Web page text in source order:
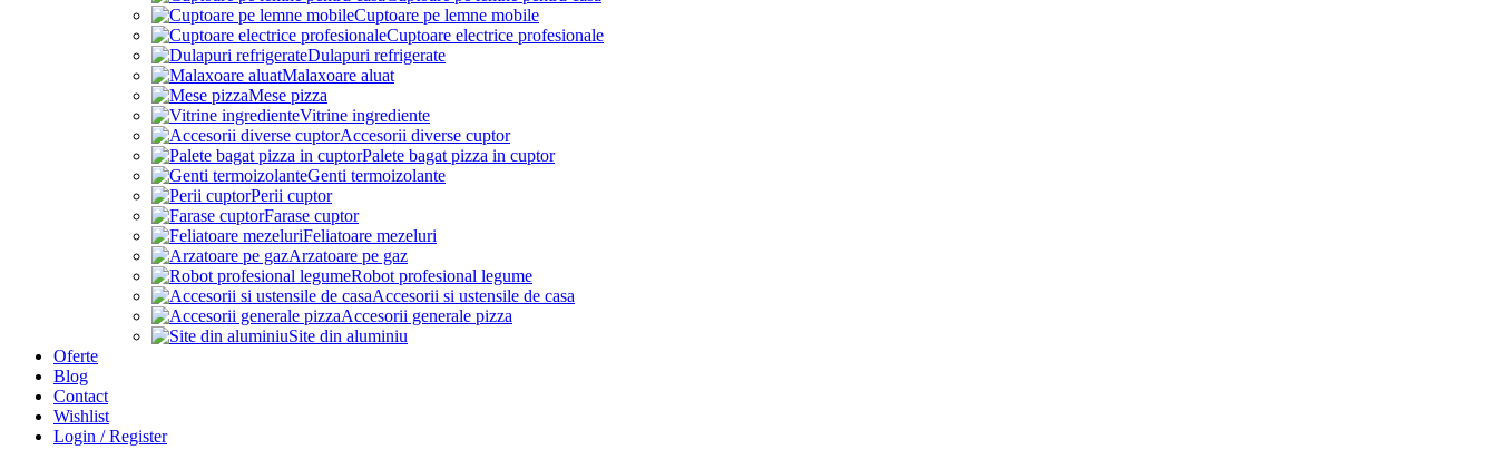
Cuptoare pe lemne mobile
Cuptoare electrice profesionale
Dulapuri refrigerate
Malaxoare aluat
Mese pizza
Vitrine ingrediente
Accesorii diverse cuptor
Palete bagat pizza in cuptor
Genti termoizolante
Perii cuptor
Farase cuptor
Feliatoare mezeluri
Arzatoare pe gaz
Robot profesional legume
Accesorii si ustensile de casa
Accesorii generale pizza
Site din aluminiu
Oferte
Blog
Contact
Wishlist
Login / Register